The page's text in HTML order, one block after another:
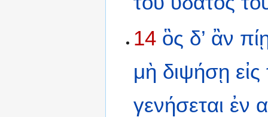
14 ὃς δ’ ἂν
μὴ διψήσῃ εἰς
γενήσεται ἐν